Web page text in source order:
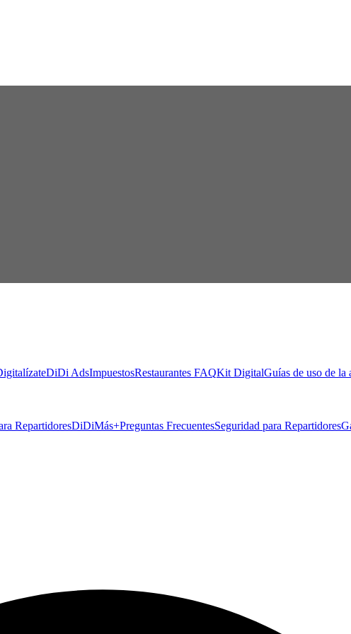
DiDi AdsImpuestosRestaurantes FAQKit DigitalGuías de uso de la
RepartidoresDiDiMás+Preguntas FrecuentesSeguridad para Repartidores